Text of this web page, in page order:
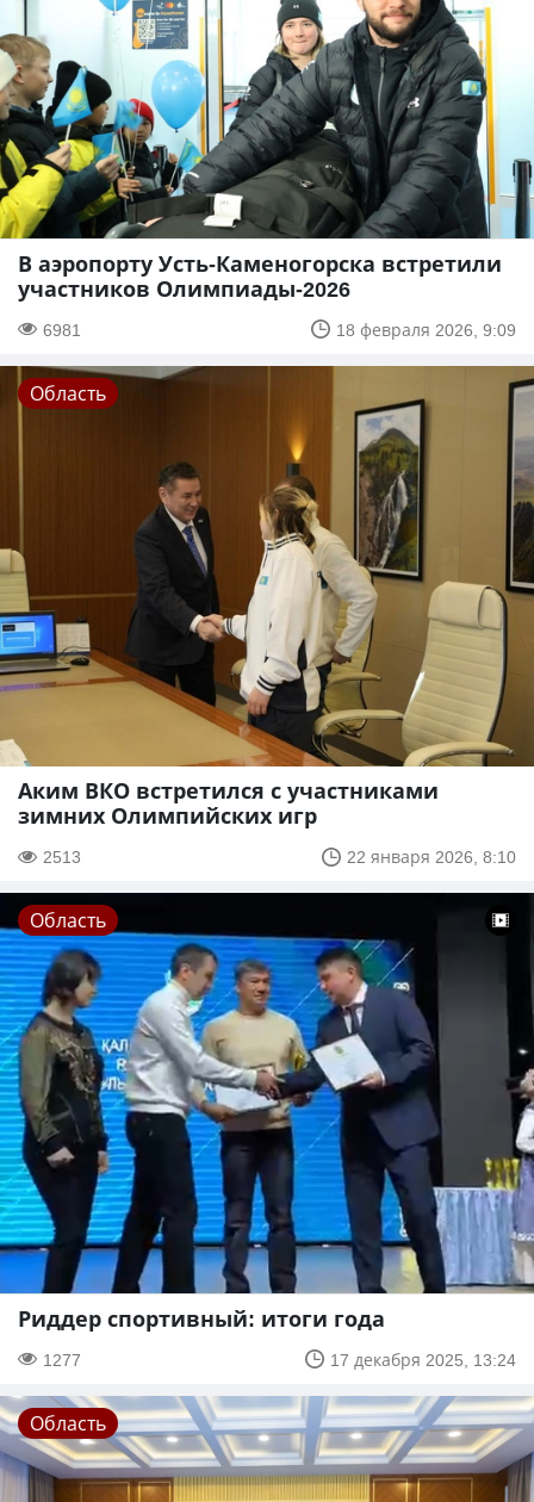
В аэропорту Усть-Каменогорска встретили
участников Олимпиады-2026
6981 18 февраля 2026, 9:09
Область
Аким ВКО встретился с участниками
зимних Олимпийских игр
2513 22 января 2026, 8:10
Область
Риддер спортивный: итоги года
1277 17 декабря 2025, 13:24
Область